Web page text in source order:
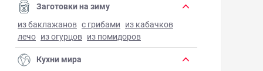
Заготовки на зиму
из баклажанов с грибами из кабачков
лечо из огурцов из помидоров
Кухни мира